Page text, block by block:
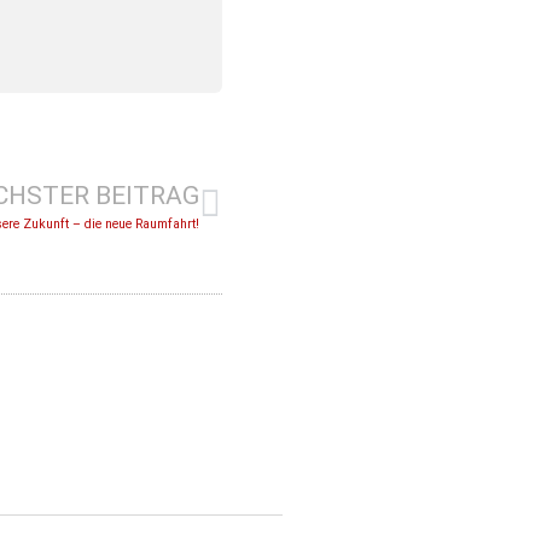
BEITRAG
Zukunft – die neue Raumfahrt!